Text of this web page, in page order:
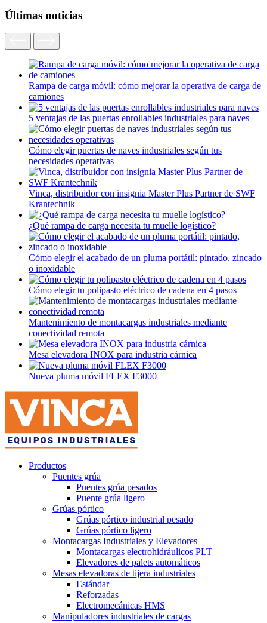
Últimas noticias
Rampa de carga móvil: cómo mejorar la operativa de carga de
camiones
5 ventajas de las puertas enrollables industriales para naves
Cómo elegir puertas de naves industriales según tus
necesidades operativas
Vinca, distribuidor con insignia Master Plus Partner de SWF
Krantechnik
¿Qué rampa de carga necesita tu muelle logístico?
Cómo elegir el acabado de un pluma portátil: pintado, zincado
o inoxidable
Cómo elegir tu polipasto eléctrico de cadena en 4 pasos
Mantenimiento de montacargas industriales mediante
conectividad remota
Mesa elevadora INOX para industria cárnica
Nueva pluma móvil FLEX F3000
Productos
Puentes grúa
Puentes grúa pesados
Puente grúa ligero
Grúas pórtico
Grúas pórtico industrial pesado
Grúas pórtico ligero
Montacargas Industriales y Elevadores
Montacargas electrohidráulicos PLT
Elevadores de palets automáticos
Mesas elevadoras de tijera industriales
Estándar
Reforzadas
Electromecánicas HMS
Manipuladores industriales de cargas